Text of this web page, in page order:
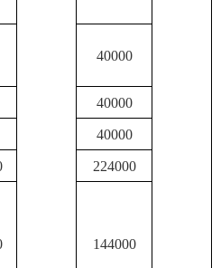
40000
40000
40000
224000
144000